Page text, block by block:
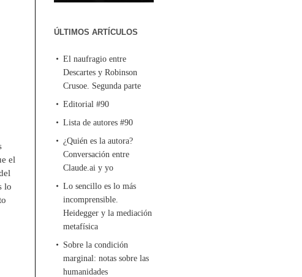
el
lo
ÚLTIMOS ARTÍCULOS
El naufragio entre
Descartes y Robinson
Crusoe. Segunda parte
Editorial #90
Lista de autores #90
¿Quién es la autora?
Conversación entre
Claude.ai y yo
Lo sencillo es lo más
incomprensible.
Heidegger y la mediación
metafísica
Sobre la condición
marginal: notas sobre las
humanidades